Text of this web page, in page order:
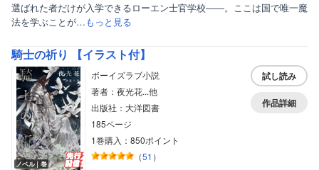
選ばれた者だけが入学できるローエン士官学校――。ここは国で唯一魔
法を学ぶことが…もっと見る
騎士の祈り 【イラスト付】
ノベル｜巻
ボーイズラブ小説
著者：夜光花...他
出版社：大洋図書
185ページ
1巻購入：850ポイント
（51 ）
試し読み
作品詳細